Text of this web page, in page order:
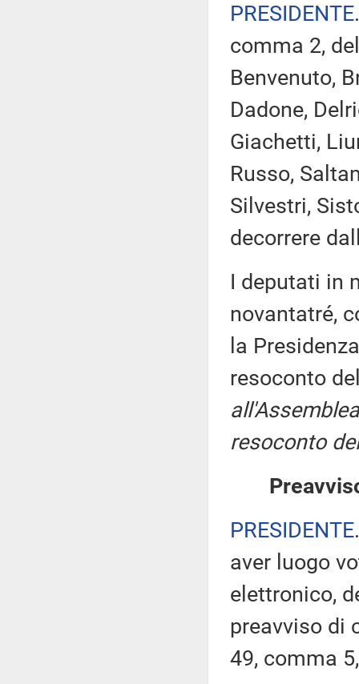
PRESIDENTE
comma 2,
Benvenuto,
Dadone,
Giachetti,
Russo,
Silvestri,
decorrere
I deputati in
novantatré,
la
resoconto
resoconto
PRESIDENTE
aver luogo
elettronico,
preavviso di
49, comma